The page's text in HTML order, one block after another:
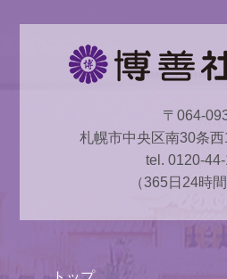
〒064-
札幌市中央区南30条
tel. 0120-44-
（365日24時